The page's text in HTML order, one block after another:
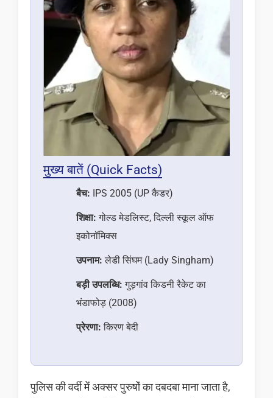
मुख्य बातें (Quick Facts)
बैच: IPS 2005 (UP कैडर)
शिक्षा: गोल्ड मेडलिस्ट, दिल्ली स्कूल ऑफ
इकोनॉमिक्स
उपनाम: लेडी सिंघम (Lady Singham)
बड़ी उपलब्धि: गुड़गांव किडनी रैकेट का
भंडाफोड़ (2008)
प्रेरणा: किरण बेदी
पुलिस की वर्दी में अक्सर पुरुषों का दबदबा माना जाता है,